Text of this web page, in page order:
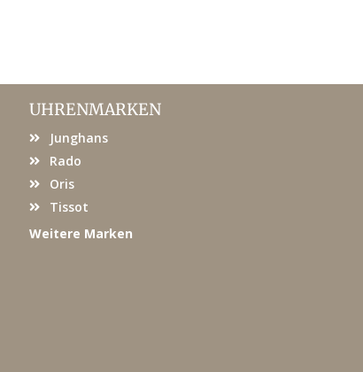
UHRENMARKEN
Junghans
Rado
Oris
Tissot
Weitere Marken